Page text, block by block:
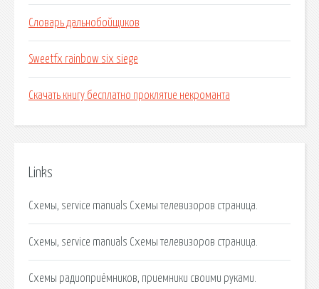
Словарь дальнобойщиков
Sweetfx rainbow six siege
Скачать книгу бесплатно проклятие некроманта
Links
Схемы, service manuals Схемы телевизоров страница.
Схемы, service manuals Схемы телевизоров страница.
Схемы радиоприёмников, приемники своими руками.